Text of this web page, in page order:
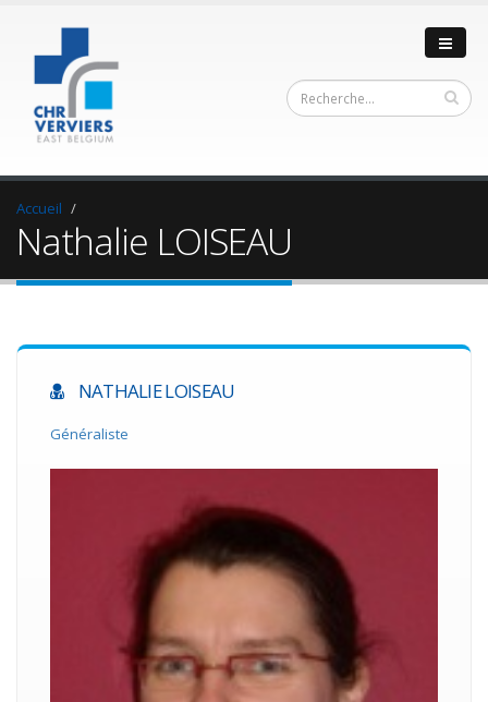
Accueil
Nathalie LOISEAU
NATHALIE LOISEAU
Généraliste